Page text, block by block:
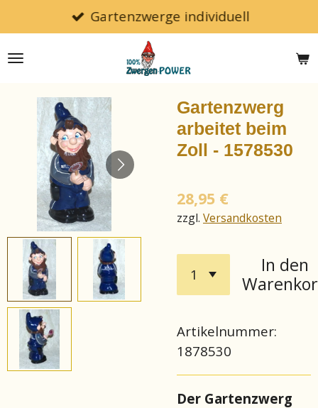
Hauptinhalt
springen
Gartenzwerge individuell
Gartenzwerg
arbeitet beim
Zoll - 1578530
28,95 €
zzgl. Versandkosten
In den
Artikelnummer:
1878530
Der Gartenzwerg